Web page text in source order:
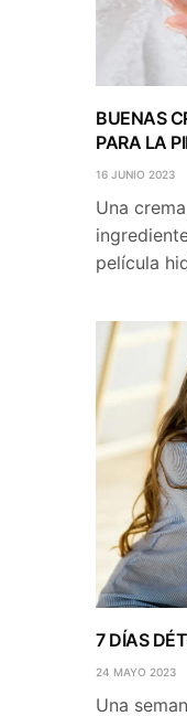
BUENAS
PARA LA
16 JUNIO 2023
Una
película
7 DÍAS
24 MAYO 2023
Una